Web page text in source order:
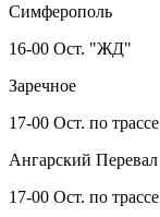
Симферополь
16-00 Ост. "ЖД"
Заречное
17-00 Ост. по трассе
Ангарский Перевал
17-00 Ост. по трассе